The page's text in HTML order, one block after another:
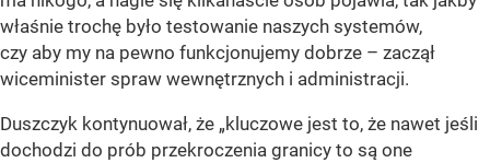
właśnie trochę było testowanie naszych systemów,
czy aby my na pewno funkcjonujemy dobrze – zaczął
wiceminister spraw wewnętrznych i administracji.
Duszczyk kontynuował, że „kluczowe jest to, że nawet jeśli
dochodzi do prób przekroczenia granicy to są one